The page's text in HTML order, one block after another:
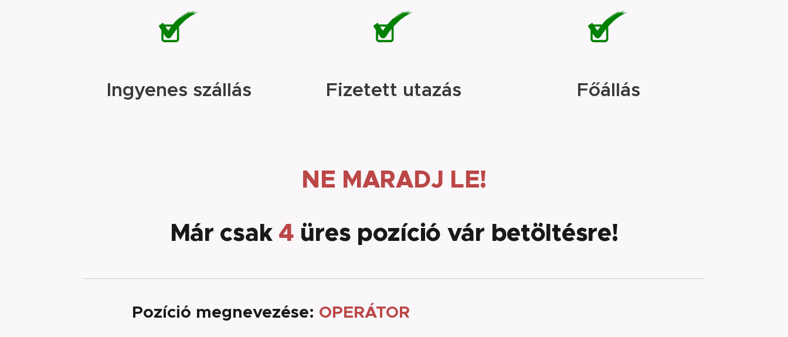
Ingyenes szállás Fizetett utazás Főállás
NE MARADJ LE!
Már csak 4 üres pozíció vár betöltésre!
Pozíció megnevezése: OPERÁTOR